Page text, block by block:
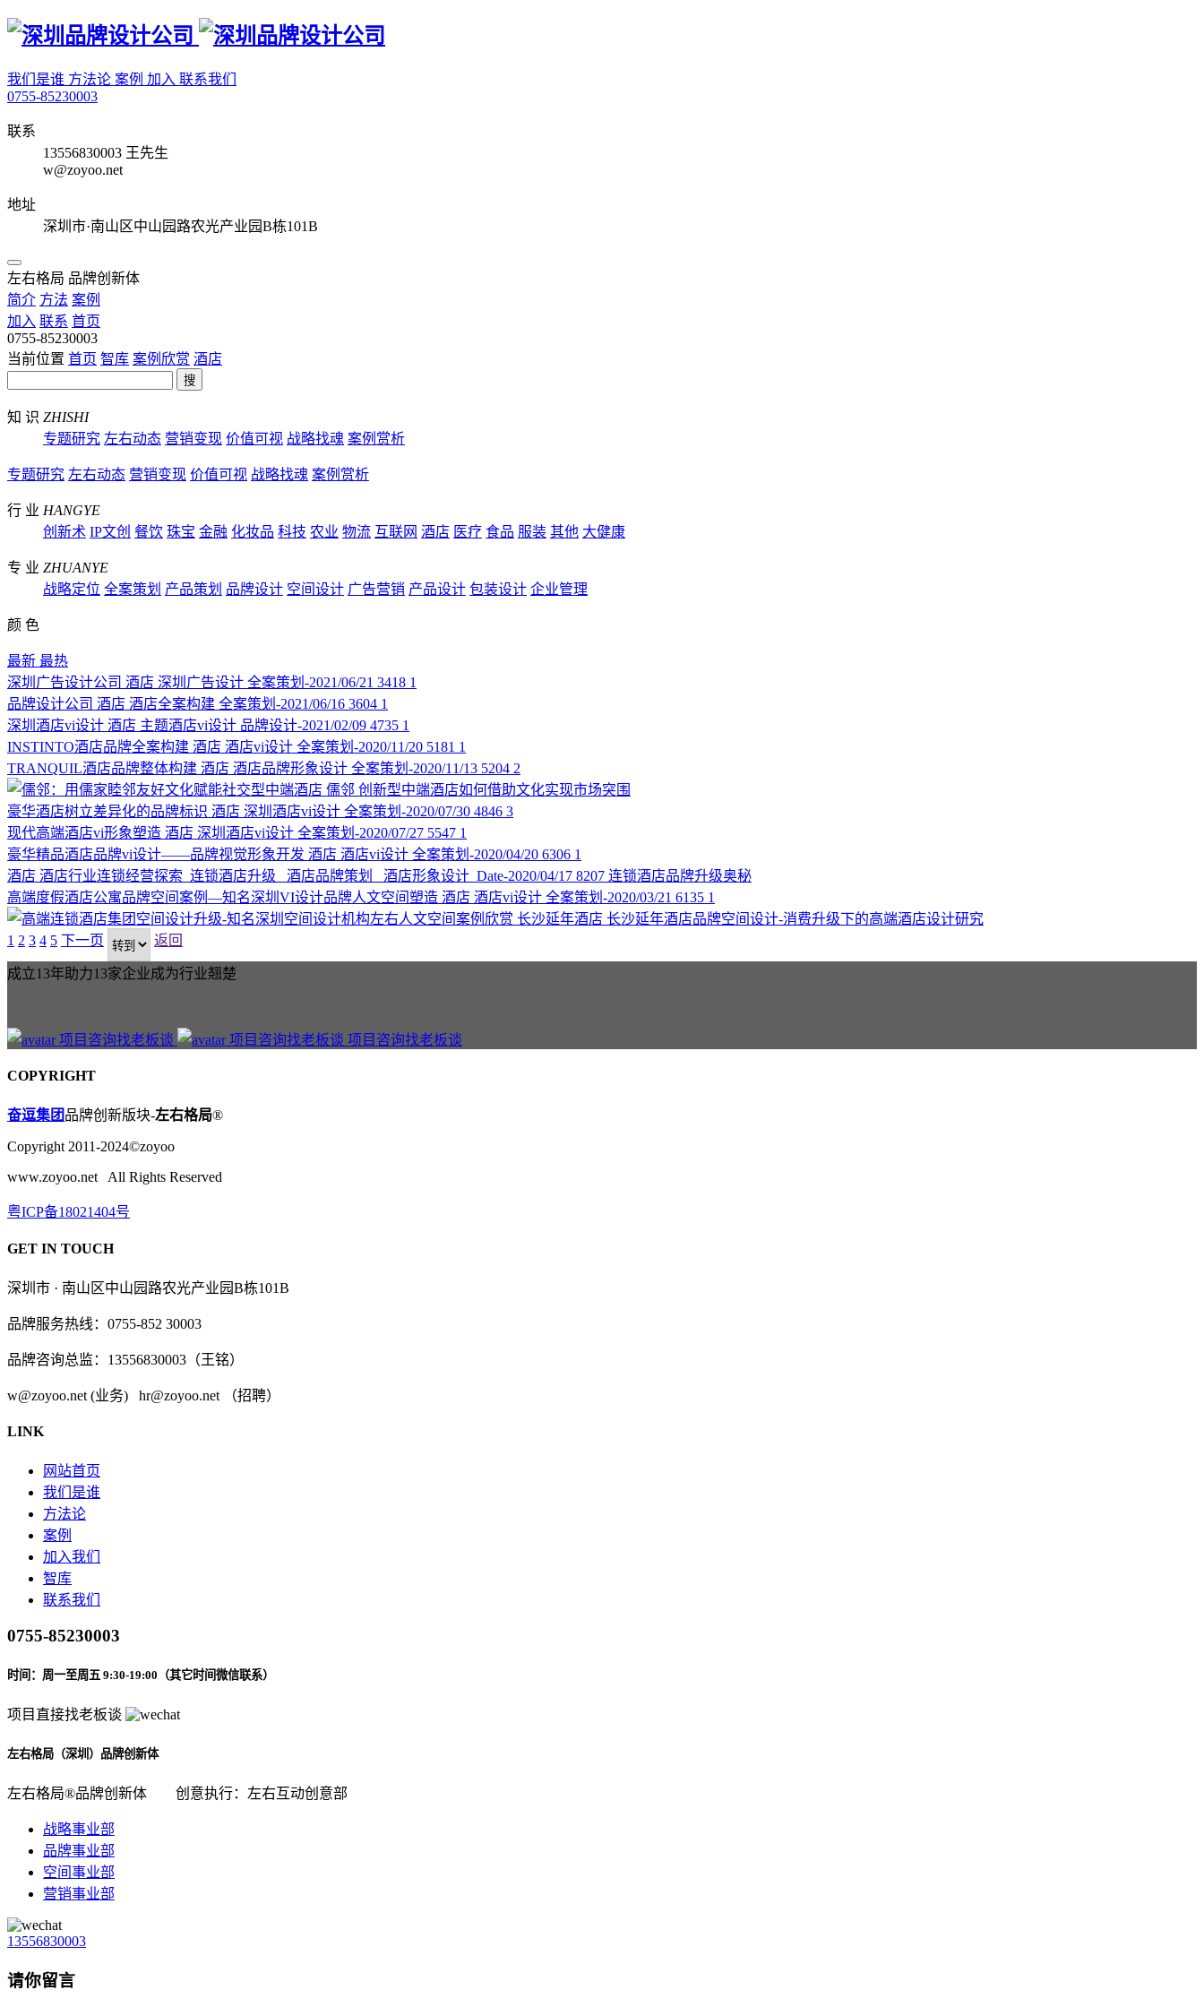
我们是谁 方法论 案例 加入 联系我们
0755-85230003
联系
13556830003 王先生
w@zoyoo.net
地址
深圳市·南山区中山园路农光产业园B栋101B
左右格局 品牌创新体
简介 方法 案例
加入 联系 首页
0755-85230003
当前位置 首页 智库 案例欣赏 酒店
搜
知 识 ZHISHI
专题研究 左右动态 营销变现 价值可视 战略找魂 案例赏析
专题研究 左右动态 营销变现 价值可视 战略找魂 案例赏析
行 业 HANGYE
创新术 IP文创 餐饮 珠宝 金融 化妆品 科技 农业 物流 互联网 酒店 医疗 食品 服装 其他 大健康
专 业 ZHUANYE
战略定位 全案策划 产品策划 品牌设计 空间设计 广告营销 产品设计 包装设计 企业管理
颜 色
最新 最热
深圳广告设计公司 酒店 深圳广告设计 全案策划-2021/06/21 3418 1
品牌设计公司 酒店 酒店全案构建 全案策划-2021/06/16 3604 1
深圳酒店vi设计 酒店 主题酒店vi设计 品牌设计-2021/02/09 4735 1
INSTINTO酒店品牌全案构建 酒店 酒店vi设计 全案策划-2020/11/20 5181 1
TRANQUIL酒店品牌整体构建 酒店 酒店品牌形象设计 全案策划-2020/11/13 5204 2
儒邻 创新型中端酒店如何借助文化实现市场突围
豪华酒店树立差异化的品牌标识 酒店 深圳酒店vi设计 全案策划-2020/07/30 4846 3
现代高端酒店vi形象塑造 酒店 深圳酒店vi设计 全案策划-2020/07/27 5547 1
豪华精品酒店品牌vi设计——品牌视觉形象开发 酒店 酒店vi设计 全案策划-2020/04/20 6306 1
酒店 酒店行业连锁经营探索 连锁酒店升级 酒店品牌策划 酒店形象设计 Date-2020/04/17 8207 连锁酒店品牌升级奥秘
高端度假酒店公寓品牌空间案例—知名深圳VI设计品牌人文空间塑造 酒店 酒店vi设计 全案策划-2020/03/21 6135 1
长沙延年酒店 长沙延年酒店品牌空间设计-消费升级下的高端酒店设计研究
1 2 3 4 5 下一页 返回
成立13年助力13家企业成为行业翘楚
项目咨询找老板谈
COPYRIGHT
奋逗集团品牌创新版块-左右格局®
Copyright 2011-2024©zoyoo
www.zoyoo.net All Rights Reserved
粤ICP备18021404号
GET IN TOUCH
深圳市 · 南山区中山园路农光产业园B栋101B
品牌服务热线：0755-852 30003
品牌咨询总监：13556830003（王铭）
w@zoyoo.net (业务) hr@zoyoo.net （招聘）
LINK
网站首页
我们是谁
方法论
案例
加入我们
智库
联系我们
0755-85230003
时间：周一至周五 9:30-19:00（其它时间微信联系）
项目直接找老板谈
左右格局（深圳）品牌创新体
左右格局®品牌创新体 创意执行：左右互动创意部
战略事业部
品牌事业部
空间事业部
营销事业部
13556830003
请你留言